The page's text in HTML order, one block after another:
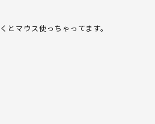
とマウス使っちゃってます。